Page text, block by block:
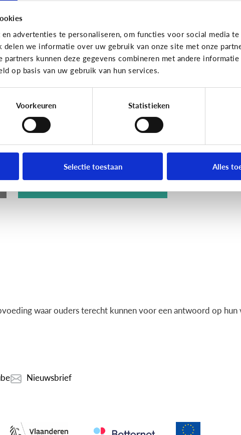
advertenties te personaliseren, om functies voor social media te
we informatie over uw gebruik van onze site met onze
partners kunnen deze gegevens combineren met andere
op basis van uw gebruik van hun services.
Voorkeuren Statistieken
Selectie toestaan Alles
Techniek en toekomst
[Quiz]Wat weet jij
over ‘Internet of
Toys’?
Ontdek het hier!
waar ouders terecht kunnen voor een antwoord op
Nieuwsbrief